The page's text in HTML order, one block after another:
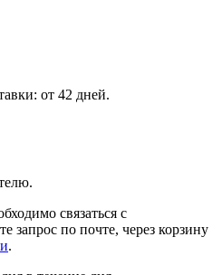
от 42 дней.
связаться с
запрос по почте, через корзину
.